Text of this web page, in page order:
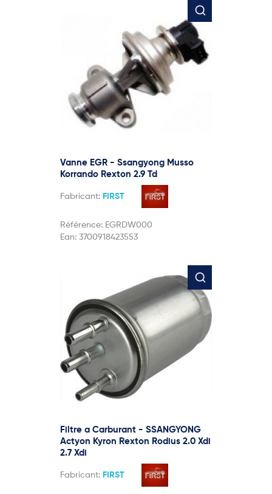
Vanne EGR - Ssangyong Musso
Korrando Rexton 2.9 Td
Fabricant: FIRST
Référence: EGRDW000
Ean: 3700918423553
Filtre a Carburant - SSANGYONG
Actyon Kyron Rexton Rodius 2.0 Xdi
2.7 Xdi
Fabricant: FIRST